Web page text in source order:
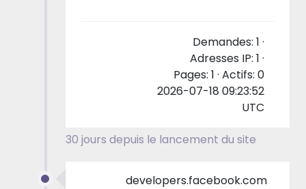
Demandes: 1 ·
Adresses IP: 1 ·
Pages: 1 · Actifs: 0
2026-07-18 09:23:52
UTC
30 jours depuis le lancement du site
developers.facebook.com